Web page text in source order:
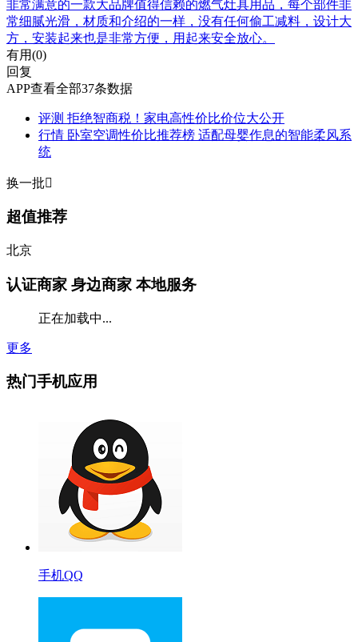
非常满意的一款大品牌值得信赖的燃气灶具用品，每个部件非
常细腻光滑，材质和介绍的一样，没有任何偷工减料，设计大
方，安装起来也是非常方便，用起来安全放心。
有用(0)
回复
APP查看全部37条数据
评测 拒绝智商税！家电高性价比价位大公开
行情 卧室空调性价比推荐榜 适配母婴作息的智能柔风系
统
换一批
超值推荐
北京
认证商家 身边商家 本地服务
正在加载中...
更多
热门手机应用
手机QQ